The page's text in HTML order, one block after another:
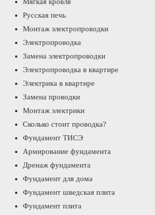
Русская печь
Монтаж электропроводки
Электропроводка
Замена электропроводки
Электропроводка в квартире
Электрика в квартире
Замена проводки
Монтаж электрики
Сколько стоит проводка?
Фундамент ТИСЭ
Армирование фундамента
Дренаж фундамента
Фундамент для дома
Фундамент шведская плита
Фундамент плита